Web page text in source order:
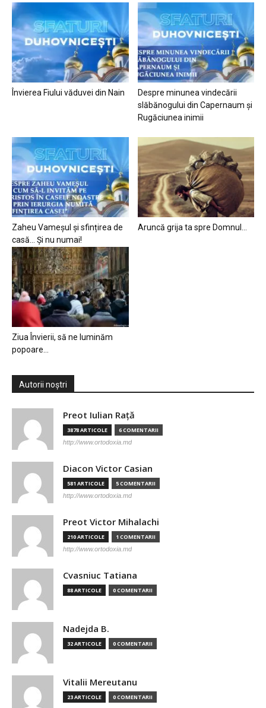
Învierea Fiului văduvei din Nain
Despre minunea vindecării
slăbănogului din Capernaum și
Rugăciunea inimii
Zaheu Vameșul și sfințirea de
casă… Și nu numai!
Aruncă grija ta spre Domnul…
Ziua Învierii, să ne luminăm
popoare…
Autorii noștri
Preot Iulian Raţă
3878 ARTICOLE 6 COMENTARII
http://www.ortodoxia.md
Diacon Victor Casian
581 ARTICOLE 5 COMENTARII
http://www.ortodoxia.md
Preot Victor Mihalachi
210 ARTICOLE 1 COMENTARII
http://www.ortodoxia.md
Cvasniuc Tatiana
88 ARTICOLE 0 COMENTARII
Nadejda B.
32 ARTICOLE 0 COMENTARII
Vitalii Mereutanu
23 ARTICOLE 0 COMENTARII